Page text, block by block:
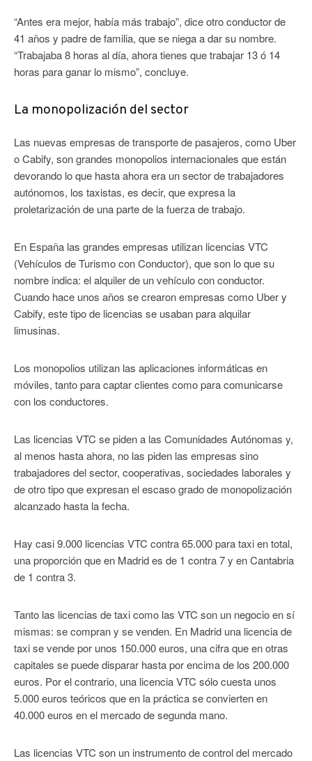
“Antes era mejor, había más trabajo”, dice otro conductor de
41 años y padre de familia, que se niega a dar su nombre.
“Trabajaba 8 horas al día, ahora tienes que trabajar 13 ó 14
horas para ganar lo mismo”, concluye.
La monopolización del sector
Las nuevas empresas de transporte de pasajeros, como Uber
o Cabify, son grandes monopolios internacionales que están
devorando lo que hasta ahora era un sector de trabajadores
autónomos, los taxistas, es decir, que expresa la
proletarización de una parte de la fuerza de trabajo.
En España las grandes empresas utilizan licencias VTC
(Vehículos de Turismo con Conductor), que son lo que su
nombre indica: el alquiler de un vehículo con conductor.
Cuando hace unos años se crearon empresas como Uber y
Cabify, este tipo de licencias se usaban para alquilar
limusinas.
Los monopolios utilizan las aplicaciones informáticas en
móviles, tanto para captar clientes como para comunicarse
con los conductores.
Las licencias VTC se piden a las Comunidades Autónomas y,
al menos hasta ahora, no las piden las empresas sino
trabajadores del sector, cooperativas, sociedades laborales y
de otro tipo que expresan el escaso grado de monopolización
alcanzado hasta la fecha.
Hay casi 9.000 licencias VTC contra 65.000 para taxi en total,
una proporción que en Madrid es de 1 contra 7 y en Cantabria
de 1 contra 3.
Tanto las licencias de taxi como las VTC son un negocio en sí
mismas: se compran y se venden. En Madrid una licencia de
taxi se vende por unos 150.000 euros, una cifra que en otras
capitales se puede disparar hasta por encima de los 200.000
euros. Por el contrario, una licencia VTC sólo cuesta unos
5.000 euros teóricos que en la práctica se convierten en
40.000 euros en el mercado de segunda mano.
Las licencias VTC son un instrumento de control del mercado